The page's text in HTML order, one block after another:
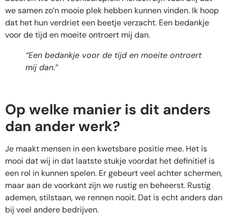
we samen zo’n mooie plek hebben kunnen vinden. Ik hoop
dat het hun verdriet een beetje verzacht. Een bedankje
voor de tijd en moeite ontroert mij dan.
“Een bedankje voor de tijd en moeite ontroert
mij dan.”
Op welke manier is dit anders
dan ander werk?
Je maakt mensen in een kwetsbare positie mee. Het is
mooi dat wij in dat laatste stukje voordat het definitief is
een rol in kunnen spelen. Er gebeurt veel achter schermen,
maar aan de voorkant zijn we rustig en beheerst. Rustig
ademen, stilstaan, we rennen nooit. Dat is echt anders dan
bij veel andere bedrijven.